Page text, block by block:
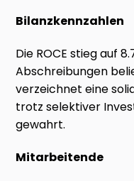
Bilanzkennzahlen
Die ROCE stieg auf
Abschreibungen
verzeichnet eine
trotz selektiver
gewahrt.
Mitarbeitende